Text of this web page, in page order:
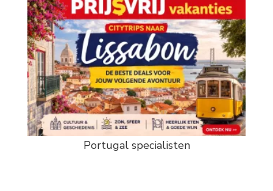
Portugal specialisten